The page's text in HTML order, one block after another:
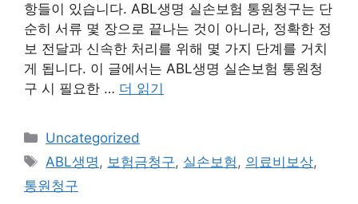
항들이 있습니다. ABL생명 실손보험 통원청구는 단
순히 서류 몇 장으로 끝나는 것이 아니라, 정확한 정
보 전달과 신속한 처리를 위해 몇 가지 단계를 거치
게 됩니다. 이 글에서는 ABL생명 실손보험 통원청
구 시 필요한 … 더 읽기
카
테
리
Uncategorized
태
그
ABL생명, 보험금청구, 실손보험, 의료비보상,
통원청구